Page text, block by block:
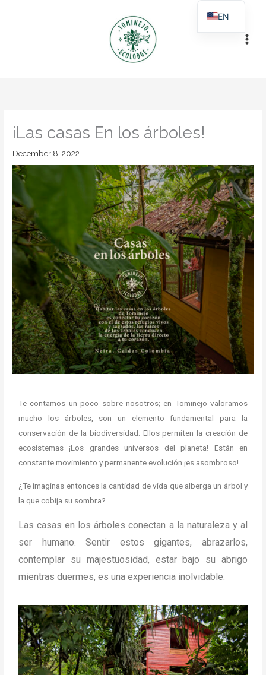
¡Las casas En los árboles!
December 8, 2022
Te contamos un poco sobre nosotros; en Tominejo valoramos
mucho los árboles, son un elemento fundamental para la
conservación de la biodiversidad. Ellos permiten la creación de
ecosistemas ¡Los grandes universos del planeta! Están en
constante movimiento y permanente evolución ¡es asombroso!
¿Te imaginas entonces la cantidad de vida que alberga un árbol y
la que cobija su sombra?
Las casas en los árboles conectan a la naturaleza y al
ser humano. Sentir estos gigantes, abrazarlos,
contemplar su majestuosidad, estar bajo su abrigo
mientras duermes, es una experiencia inolvidable.
EN